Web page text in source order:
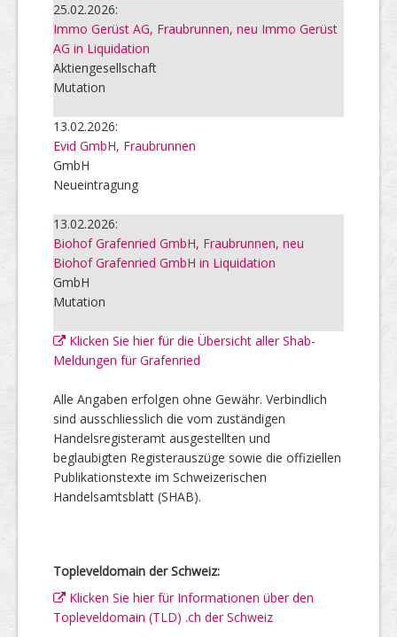
25.02.2026:
Immo Gerüst AG, Fraubrunnen, neu Immo Gerüst
AG in Liquidation
Aktiengesellschaft
Mutation
13.02.2026:
Evid GmbH, Fraubrunnen
GmbH
Neueintragung
13.02.2026:
Biohof Grafenried GmbH, Fraubrunnen, neu
Biohof Grafenried GmbH in Liquidation
GmbH
Mutation
Klicken Sie hier für die Übersicht aller Shab-
Meldungen für Grafenried
Alle Angaben erfolgen ohne Gewähr. Verbindlich
sind ausschliesslich die vom zuständigen
Handelsregisteramt ausgestellten und
beglaubigten Registerauszüge sowie die offiziellen
Publikationstexte im Schweizerischen
Handelsamtsblatt (SHAB).
Topleveldomain der Schweiz:
Klicken Sie hier für Informationen über den
Topleveldomain (TLD) .ch der Schweiz